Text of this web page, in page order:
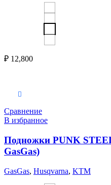
₽ 12,800
Сравнение
В избранное
Подножки PUNK
GasGas)
GasGas, Husqvarna, KTM